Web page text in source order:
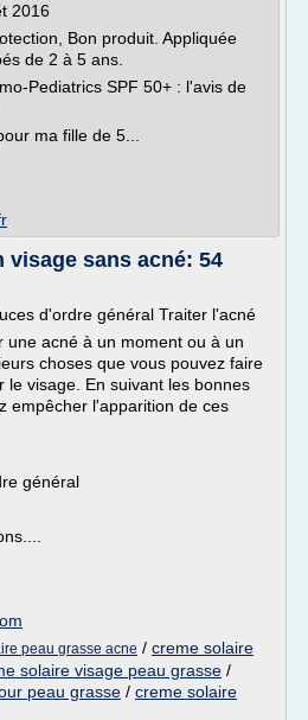
2016
Bon produit. Appliquée
de 2 à 5 ans.
Pediatrics SPF 50+ : l'avis de
ma fille de 5...
visage sans acné: 54
d'ordre général Traiter l'acné
une acné à un moment ou à un
choses que vous pouvez faire
le visage. En suivant les bonnes
empêcher l'apparition de ces
général
peau grasse acne / creme solaire
solaire visage peau grasse /
peau grasse / creme solaire